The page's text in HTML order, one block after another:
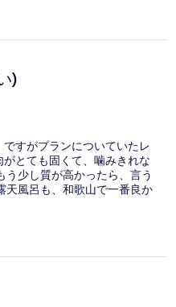
)
すがプランについていたレ
とても固くて、噛みきれな
少し質が高かったら、言う
天風呂も、和歌山で一番良か